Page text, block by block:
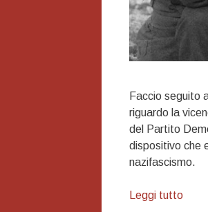
Faccio seguito
riguardo la
del Partito
dispositivo che
nazifascismo.
Leggi tuttoFoibe: